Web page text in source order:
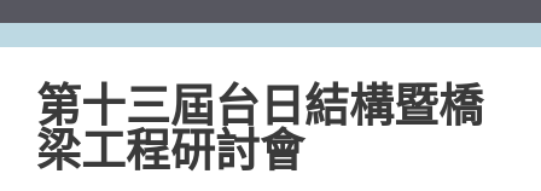
第十三屆台日結構暨橋
梁工程研討會